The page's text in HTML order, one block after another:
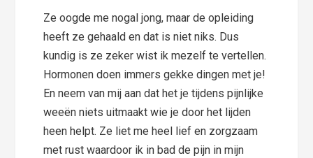
Ze oogde me nogal jong, maar de opleiding
heeft ze gehaald en dat is niet niks. Dus
kundig is ze zeker wist ik mezelf te vertellen.
Hormonen doen immers gekke dingen met je!
En neem van mij aan dat het je tijdens pijnlijke
weeën niets uitmaakt wie je door het lijden
heen helpt. Ze liet me heel lief en zorgzaam
met rust waardoor ik in bad de pijn in mijn